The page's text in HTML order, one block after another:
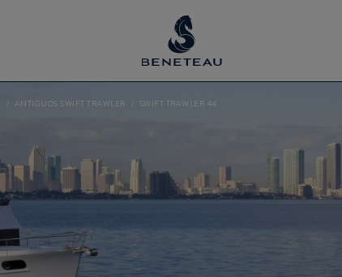
ANTIGUOS SWIFT TRAWLER SWIFT TRAWLER 44